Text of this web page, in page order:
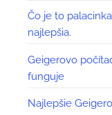
Čo je to
najlepšia.
Geigerovo
funguje
Najlepšie